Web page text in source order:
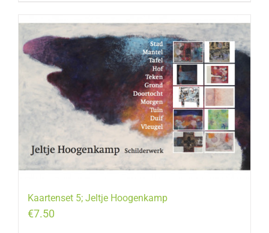
Kaartenset 5; Jeltje Hoogenkamp
€7.50